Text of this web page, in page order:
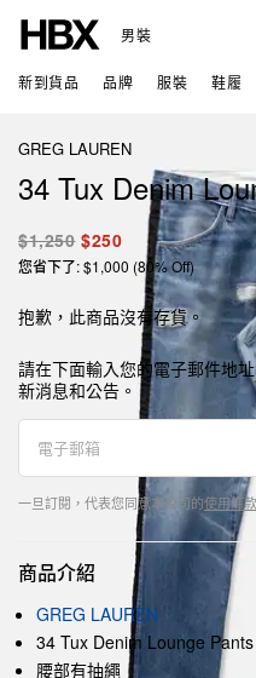
男裝
新到貨品 品牌 服裝 鞋履
GREG LAUREN
34 Tux Denim
$1,250 $250
您省下了: $1,000 (80% Off)
抱歉，此商品沒有存貨。
請在下面輸入您的電子郵件地
新消息和公告。
一旦訂閱，代表您同意本公司的使用條款
商品介紹
GREG LAUREN
34 Tux Denim Lounge Pants
腰部有抽繩